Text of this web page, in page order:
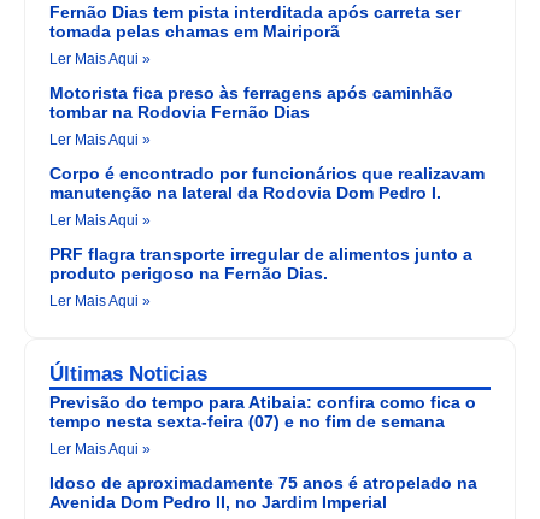
Fernão Dias tem pista interditada após carreta ser
tomada pelas chamas em Mairiporã
Ler Mais Aqui »
Motorista fica preso às ferragens após caminhão
tombar na Rodovia Fernão Dias
Ler Mais Aqui »
Corpo é encontrado por funcionários que realizavam
manutenção na lateral da Rodovia Dom Pedro I.
Ler Mais Aqui »
PRF flagra transporte irregular de alimentos junto a
produto perigoso na Fernão Dias.
Ler Mais Aqui »
Últimas Noticias
Previsão do tempo para Atibaia: confira como fica o
tempo nesta sexta-feira (07) e no fim de semana
Ler Mais Aqui »
Idoso de aproximadamente 75 anos é atropelado na
Avenida Dom Pedro II, no Jardim Imperial